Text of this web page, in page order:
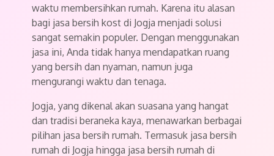
waktu membersihkan rumah. Karena itu alasan
bagi jasa bersih kost di Jogja menjadi solusi
sangat semakin populer. Dengan menggunakan
jasa ini, Anda tidak hanya mendapatkan ruang
yang bersih dan nyaman, namun juga
mengurangi waktu dan tenaga.
Jogja, yang dikenal akan suasana yang hangat
dan tradisi beraneka kaya, menawarkan berbagai
pilihan jasa bersih rumah. Termasuk jasa bersih
rumah di Jogja hingga jasa bersih rumah di